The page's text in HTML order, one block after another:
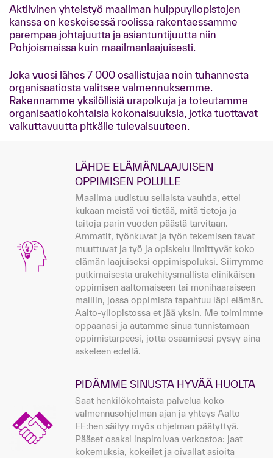
Aktiivinen yhteistyö maailman huippuyliopistojen
kanssa on keskeisessä roolissa rakentaessamme
parempaa johtajuutta ja asiantuntijuutta niin
Pohjoismaissa kuin maailmanlaajuisesti.
Joka vuosi lähes 7 000 osallistujaa noin tuhannesta
organisaatiosta valitsee valmennuksemme.
Rakennamme yksilöllisiä urapolkuja ja toteutamme
organisaatiokohtaisia kokonaisuuksia, jotka tuottavat
vaikuttavuutta pitkälle tulevaisuuteen.
LÄHDE ELÄMÄNLAAJUISEN
OPPIMISEN POLULLE
Maailma uudistuu sellaista vauhtia, ettei
kukaan meistä voi tietää, mitä tietoja ja
taitoja parin vuoden päästä tarvitaan.
Ammatit, työnkuvat ja työn tekemisen tavat
muuttuvat ja työ ja opiskelu limittyvät koko
elämän laajuiseksi oppimispoluksi. Siirrymme
putkimaisesta urakehitysmallista elinikäisen
oppimisen aaltomaiseen tai monihaaraiseen
malliin, jossa oppimista tapahtuu läpi elämän.
Aalto-yliopistossa et jää yksin. Me toimimme
oppaanasi ja autamme sinua tunnistamaan
oppimistarpeesi, jotta osaamisesi pysyy aina
askeleen edellä.
PIDÄMME SINUSTA HYVÄÄ HUOLTA
Saat henkilökohtaista palvelua koko
valmennusohjelman ajan ja yhteys Aalto
EE:hen säilyy myös ohjelman päätyttyä.
Pääset osaksi inspiroivaa verkostoa: jaat
kokemuksia, kokeilet ja oivallat asioita